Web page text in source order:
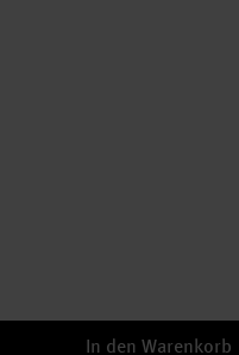
In den Warenkorb